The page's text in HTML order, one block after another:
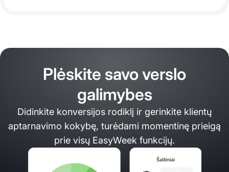
Plėskite savo verslo
galimybes
Didinkite konversijos rodiklį ir gerinkite klientų
aptarnavimo kokybę, turėdami momentinę prieigą
prie visų EasyWeek funkcijų.